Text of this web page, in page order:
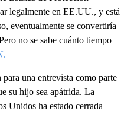
legalmente en EE.UU., y está
eventualmente se convertiría
no se sabe cuánto tiempo
una entrevista como parte
su hijo sea apátrida. La
Unidos ha estado cerrada